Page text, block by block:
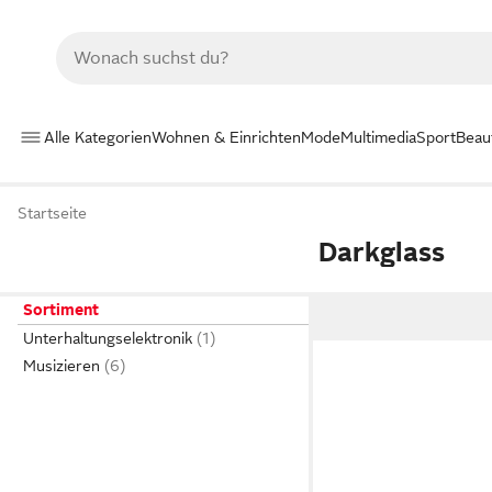
Alle KategorienWohnen & EinrichtenModeMultimediaSport
Startseite
Darkglass
Sortiment
Unterhaltungselektronik
Musizieren